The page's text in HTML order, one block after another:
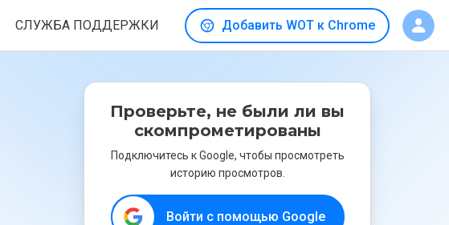
СЛУЖБА ПОДДЕРЖКИ Добавить WOT к Chrome
Проверьте, не были ли вы
скомпрометированы
Подключитесь к Google, чтобы просмотреть
историю просмотров.
Войти с помощью Google